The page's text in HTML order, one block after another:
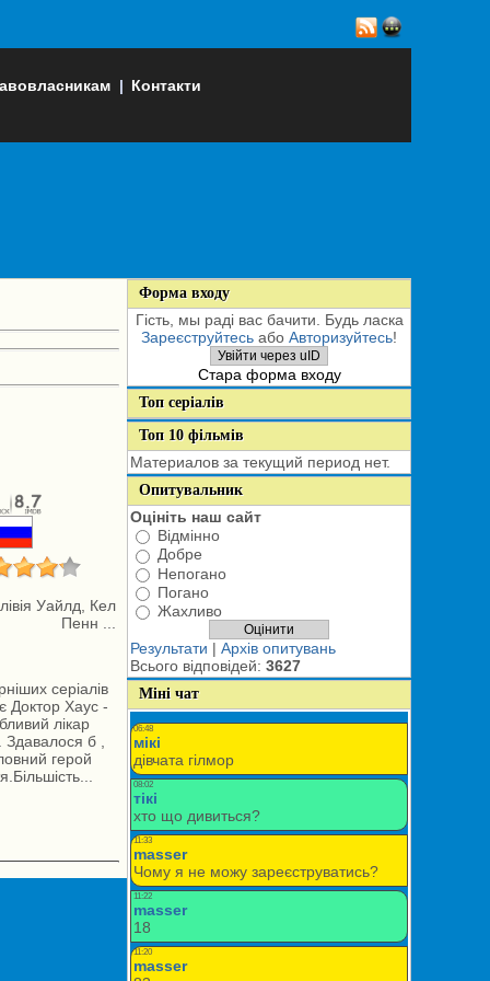
| Контакти
Уайлд, Кел
Пенн ...
серіалів
Доктор Хаус -
лікар
б ,
герой
Форма входу
Гість, мы раді вас бачити. Будь ласка
Зареєструйтесь або Авторизуйтесь!
Увійти через uID
Стара форма входу
Топ серіалів
Топ 10 фільмів
Материалов за текущий период нет.
Опитувальник
Оцініть наш сайт
Відмінно
Добре
Непогано
Погано
Жахливо
Результати | Архів опитувань
Всього відповідей: 3627
Міні чат